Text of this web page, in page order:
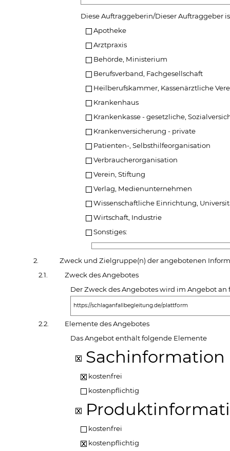
Diese Auftraggeberin/Dieser Auftraggeber
Apotheke
Arztpraxis
Behörde, Ministerium
Berufsverband, Fachgesellschaft
Heilberufskammer, Kassenärztliche
Krankenhaus
Krankenkasse - gesetzliche,
Krankenversicherung - private
Patienten-, Selbsthilfeorganisation
Verbraucherorganisation
Verein, Stiftung
Verlag, Medienunternehmen
Wissenschaftliche Einrichtung,
Wirtschaft, Industrie
Sonstiges:
2.
Zweck und Zielgruppe(n) der angebotenen
2.1.
Zweck des Angebotes
Der Zweck des Angebotes wird im Angebot
https://schlaganfallbegleitung.de/plattform
2.2.
Elemente des Angebotes
Das Angebot enthält folgende Elemente
Sachinformation
kostenfrei
kostenpflichtig
kostenfrei
kostenpflichtig